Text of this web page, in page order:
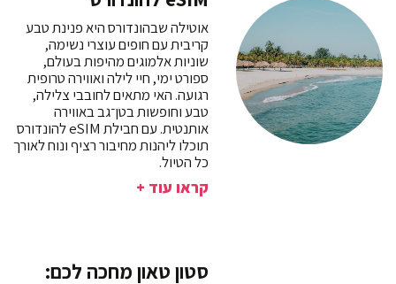
אוטילה שבהונדורס היא פנינת טבע
קריבית עם חופים עוצרי נשימה,
שוניות אלמוגים מהיפות בעולם,
ספורט ימי, חיי לילה ואווירה טרופית
רגועה. האי מתאים לחובבי צלילה,
טבע וחופשות בטן־גב באווירה
אותנטית. עם חבילת eSIM להונדורס
תוכלו ליהנות מחיבור רציף ונוח לאורך
כל הטיול.
קראו עוד +
סטון טאון מחכה לכם: